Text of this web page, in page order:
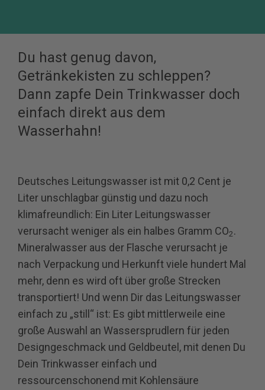
Du hast genug davon,
Getränkekisten zu schleppen?
Dann zapfe Dein Trinkwasser doch
einfach direkt aus dem
Wasserhahn!
Deutsches Leitungswasser ist mit 0,2 Cent je
Liter unschlagbar günstig und dazu noch
klimafreundlich: Ein Liter Leitungswasser
verursacht weniger als ein halbes Gramm CO2.
Mineralwasser aus der Flasche verursacht je
nach Verpackung und Herkunft viele hundert Mal
mehr, denn es wird oft über große Strecken
transportiert! Und wenn Dir das Leitungswasser
einfach zu „still“ ist: Es gibt mittlerweile eine
große Auswahl an Wassersprudlern für jeden
Designgeschmack und Geldbeutel, mit denen Du
Dein Trinkwasser einfach und
ressourcenschonend mit Kohlensäure